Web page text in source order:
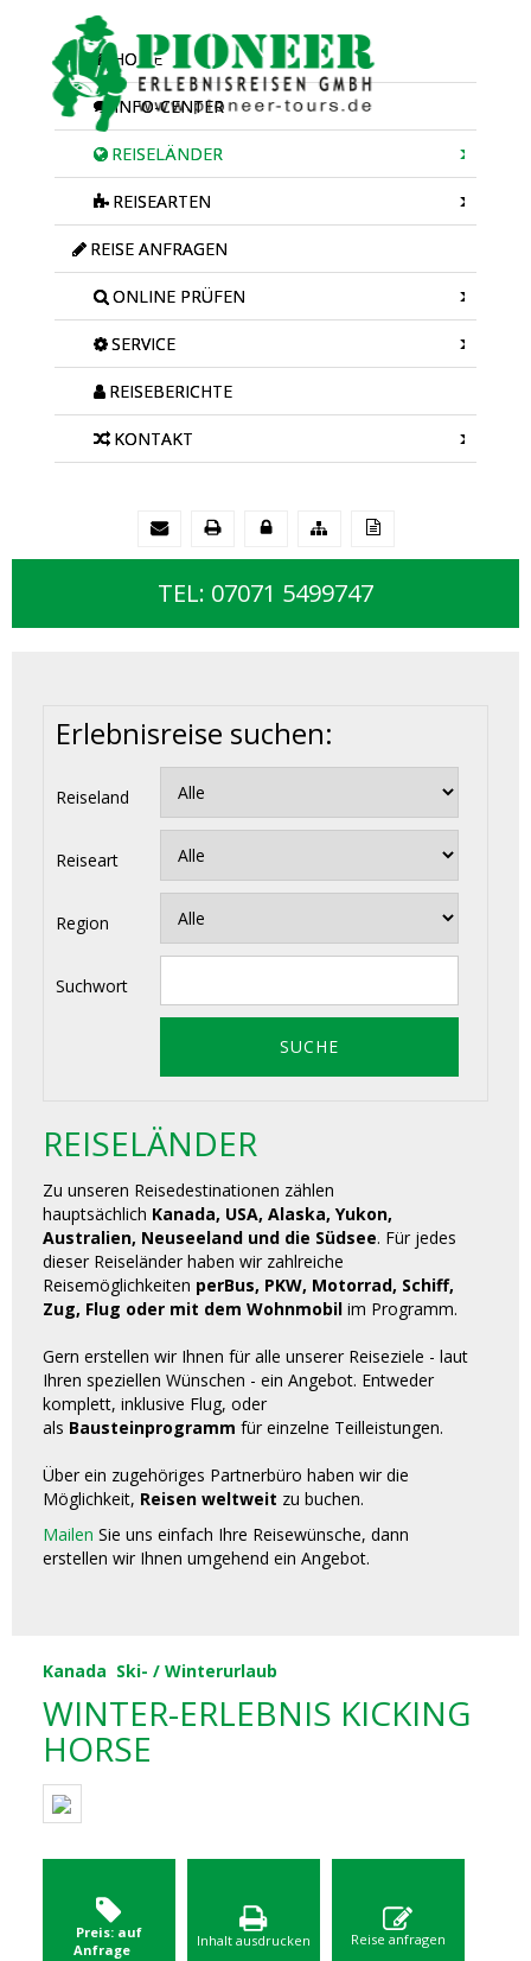
HOME
INFO-CENTER
REISELÄNDER
REISEARTEN
REISE ANFRAGEN
ONLINE PRÜFEN
SERVICE
REISEBERICHTE
KONTAKT
TEL: 07071 5499747
Erlebnisreise suchen:
Reiseland
Reiseart
Region
Suchwort
REISELÄNDER
Zu unseren Reisedestinationen zählen
hauptsächlich Kanada, USA, Alaska, Yukon,
Australien, Neuseeland und die Südsee. Für jedes
dieser Reiseländer haben wir zahlreiche
Reisemöglichkeiten perBus, PKW, Motorrad, Schiff,
Zug, Flug oder mit dem Wohnmobil im Programm.
Gern erstellen wir Ihnen für alle unserer Reiseziele - laut
Ihren speziellen Wünschen - ein Angebot. Entweder
komplett, inklusive Flug, oder
als Bausteinprogramm für einzelne Teilleistungen.
Über ein zugehöriges Partnerbüro haben wir die
Möglichkeit, Reisen weltweit zu buchen.
Mailen Sie uns einfach Ihre Reisewünsche, dann
erstellen wir Ihnen umgehend ein Angebot.
Kanada Ski- / Winterurlaub
WINTER-ERLEBNIS KICKING
HORSE
Preis: auf
Anfrage
Inhalt ausdrucken Reise anfragen